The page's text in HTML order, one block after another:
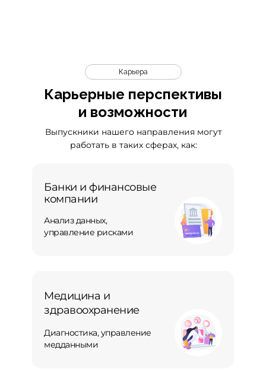
Карьерные перспективы
и возможности
Карьера
Выпускники нашего направления могут
работать в таких сферах, как:
Банки и финансовые
компании
Анализ данных,
управление рисками
Медицина и
здравоохранение
Диагностика, управление
медданными